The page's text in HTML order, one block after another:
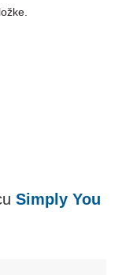
Simply You